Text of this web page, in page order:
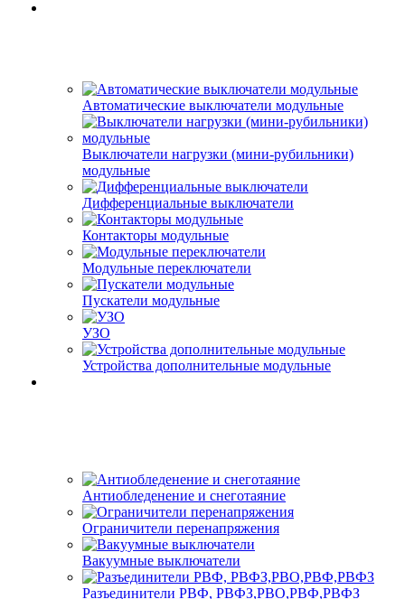
Автоматические выключатели модульные
Выключатели нагрузки (мини-рубильники)
модульные
Дифференциальные выключатели
Контакторы модульные
Модульные переключатели
Пускатели модульные
УЗО
Устройства дополнительные модульные
Антиобледенение и снеготаяние
Ограничители перенапряжения
Вакуумные выключатели
Разъединители РВФ, РВФЗ,РВО,РВФ,РВФЗ